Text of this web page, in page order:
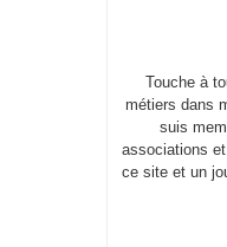
Touche à
métiers dans
suis
associations
ce site et un